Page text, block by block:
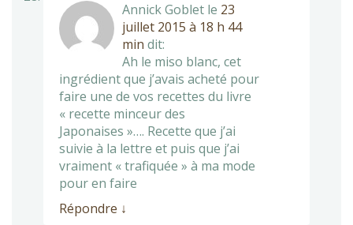
Annick Goblet le 23
juillet 2015 à 18 h 44
min dit:
Ah le miso blanc, cet
ingrédient que j’avais acheté pour
faire une de vos recettes du livre
« recette minceur des
Japonaises »…. Recette que j’ai
suivie à la lettre et puis que j’ai
vraiment « trafiquée » à ma mode
pour en faire
Répondre ↓